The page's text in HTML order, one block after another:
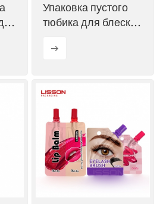
Упаковка пустого
тюбика для блеска
мл с мягкой